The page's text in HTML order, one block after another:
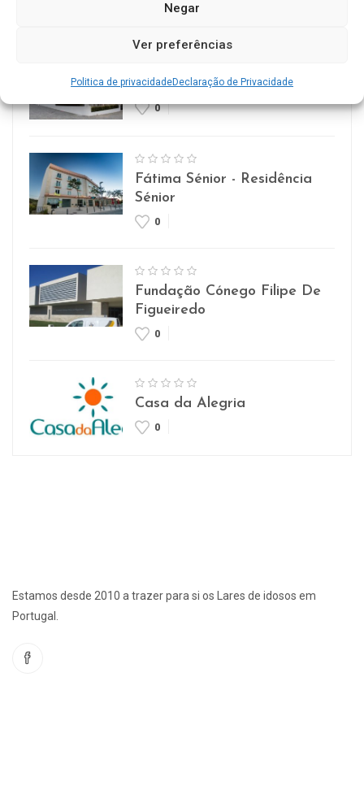
Negar
Ver preferências
Politica de privacidadeDeclaração de Privacidade
Lar Imaculada Conceição
0
Fátima Sénior - Residência
Sénior
0
Fundação Cónego Filipe De
Figueiredo
0
Casa da Alegria
0
Estamos desde 2010 a trazer para si os Lares de idosos em
Portugal.